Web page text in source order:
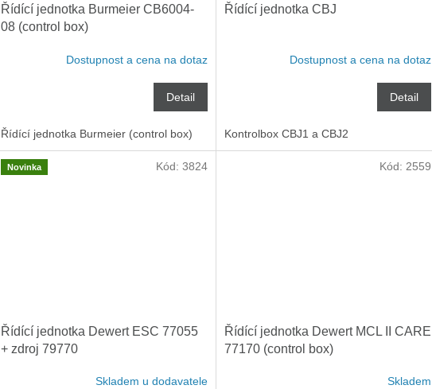
Řídící jednotka Burmeier CB6004-
08 (control box)
Dostupnost a cena na dotaz
Detail
Řídící jednotka Burmeier (control box)
Řídící jednotka CBJ
Dostupnost a cena na dotaz
Detail
Kontrolbox CBJ1 a CBJ2
Novinka
Řídící jednotka Dewert ESC 77055
+ zdroj 79770
Skladem u dodavatele
Kód: 3824
Řídící jednotka Dewert MCL II CARE
77170 (control box)
Skladem
Kód: 2559